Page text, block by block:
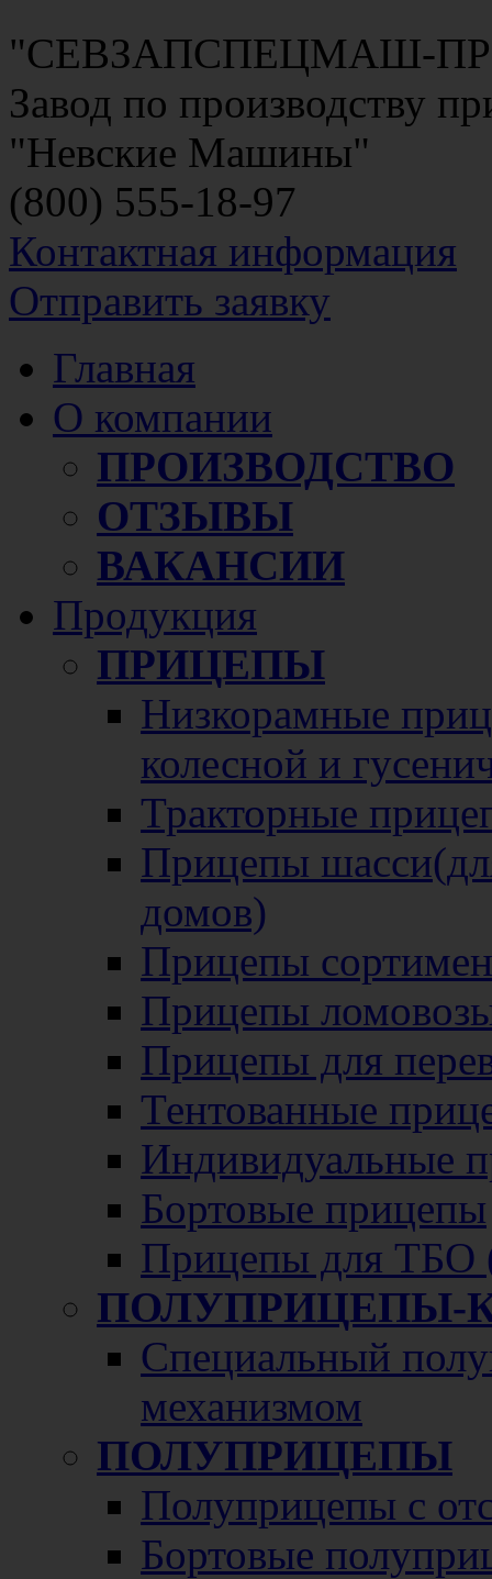
"СЕВЗАПСПЕЦМАШ-
Завод по производству
"Невские Машины"
(800) 555-18-97
Контактная информация
Отправить заявку
Главная
О компании
ПРОИЗВОДСТВО
ОТЗЫВЫ
ВАКАНСИИ
Продукция
ПРИЦЕПЫ
Низкорамные
колесной и
Тракторные
Прицепы
домов)
Прицепы
Прицепы
Прицепы для
Тентованные
Индивидуальные
Бортовые прицепы
Прицепы для ТБО
ПОЛУПРИЦЕПЫ-
Специальный
механизмом
ПОЛУПРИЦЕПЫ
Полуприцепы с
Бортовые